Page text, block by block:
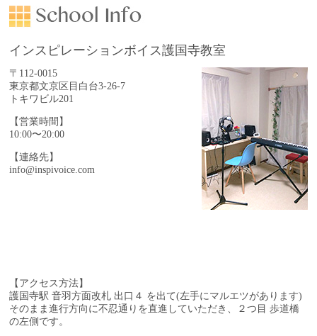
インスピレーションボイス護国寺教室
〒112-0015
東京都文京区目白台3-26-7
トキワビル201
【営業時間】
10:00〜20:00
【連絡先】
info@inspivoice.com
【アクセス方法】
護国寺駅 音羽方面改札 出口４ を出て(左手にマルエツがあります)
そのまま進行方向に不忍通りを直進していただき、
２つ目 歩道橋
の左側です。